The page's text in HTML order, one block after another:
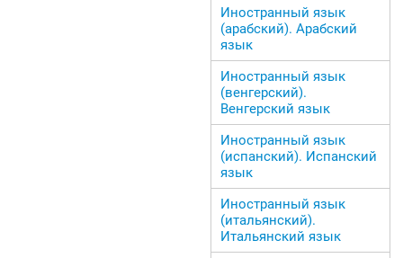
Иностранный язык
(арабский). Арабский
язык
Иностранный язык
(венгерский).
Венгерский язык
Иностранный язык
(испанский). Испанский
язык
Иностранный язык
(итальянский).
Итальянский язык